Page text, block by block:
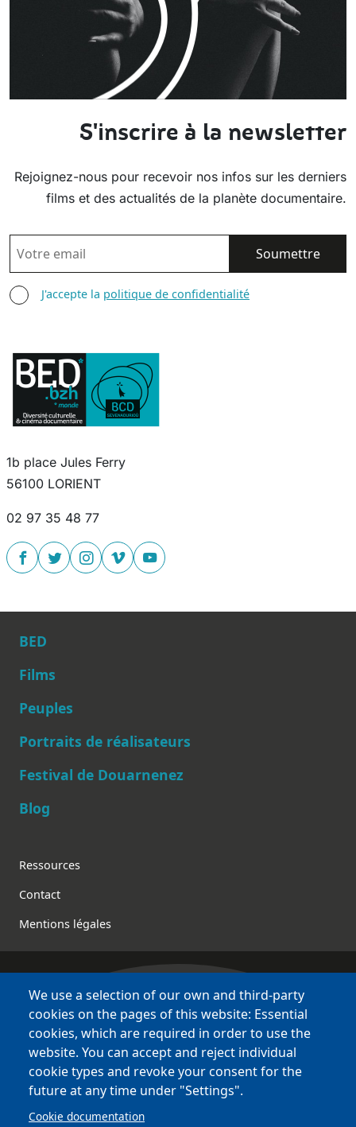
S'inscrire à la newsletter
Rejoignez-nous pour recevoir nos infos sur les derniers
films et des actualités de la planète documentaire.
EMAIL
AGREE TERMS
J'accepte la politique de confidentialité
1b place Jules Ferry
56100 LORIENT
02 97 35 48 77
Main navigation
BED
Films
Peuples
Portraits de réalisateurs
Festival de Douarnenez
Blog
Footer
Ressources
Contact
Mentions légales
Bretagne Culture Diversité
des sites variés !
Sites
BCD
Bazhvalan
Bécédia
BED
We use a selection of our own and third-party
cookies on the pages of this website: Essential
cookies, which are required in order to use the
website. You can accept and reject individual
cookie types and revoke your consent for the
future at any time under "Settings".
Cookie documentation